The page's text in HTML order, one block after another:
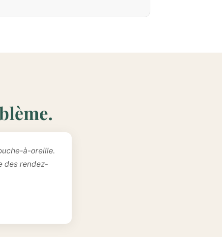
à-oreille.
des rendez-